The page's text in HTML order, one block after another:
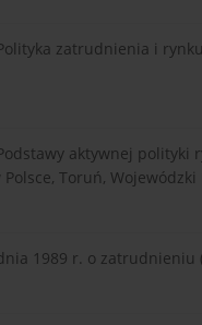
zatrudnienia i
aktywnej polityki
Toruń,
1989 r. o zatrudnieniu